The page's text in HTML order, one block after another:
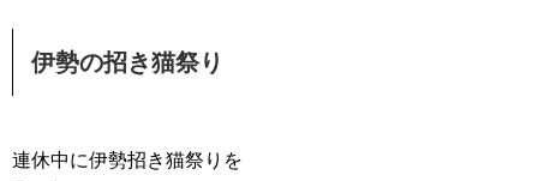
伊勢の招き猫祭り
連休中に伊勢招き猫祭りを